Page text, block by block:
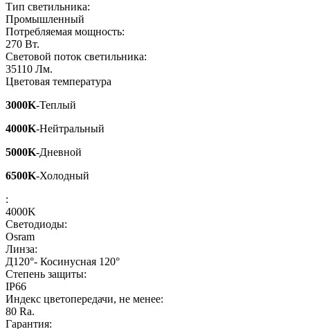
Тип светильника:
Промышленный
Потребляемая мощность:
270 Вт.
Световой поток светильника:
35110 Лм.
Цветовая температура
3000K-Теплый
4000K-Нейтральный
5000K-Дневной
6500K-Холодный
:
4000K
Светодиоды:
Osram
Линза:
Д120°- Косинусная 120°
Степень защиты:
IP66
Индекс цветопередачи, не менее:
80 Ra.
Гарантия: